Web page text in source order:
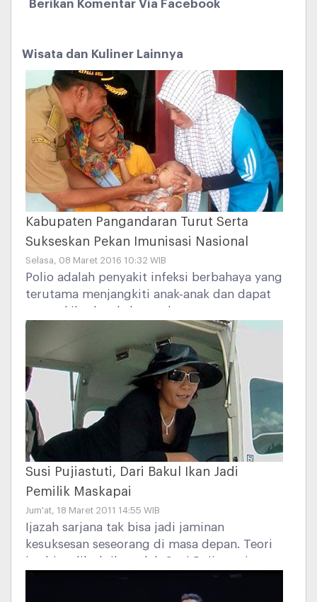
Berikan Komentar Via Facebook
Wisata dan Kuliner Lainnya
Kabupaten Pangandaran Turut Serta
Sukseskan Pekan Imunisasi Nasional
Selasa, 08 Maret 2016 10:32 WIB
Polio adalah penyakit infeksi berbahaya yang
terutama menjangkiti anak-anak dan dapat
mengakibatkan kelumpuhan permanen.
Situasi di Indonesia sangat serius dengan
lebih dari 30% anak belum terimunisasi
polio. Polio adalah penyakit infeksi
berbahaya yang biasanya menjangkiti anak
usia di bawah 5 tahun. Jika tidak segera
dihentikan, polio dapat menyebar ke seluruh
negeri dan wilayah regional, tidak ada obat
penyembuh polio, hanya dicegah dengan
imunisasi.
Susi Pujiastuti, Dari Bakul Ikan Jadi
Pemilik Maskapai
Jum'at, 18 Maret 2011 14:55 WIB
Ijazah sarjana tak bisa jadi jaminan
kesuksesan seseorang di masa depan. Teori
itu bisa dibuktikan oleh Susi Pujiastuti.
Meski hanya lulusan SMP, dia bisa membalik
garis nasib yang semula hanya seorang